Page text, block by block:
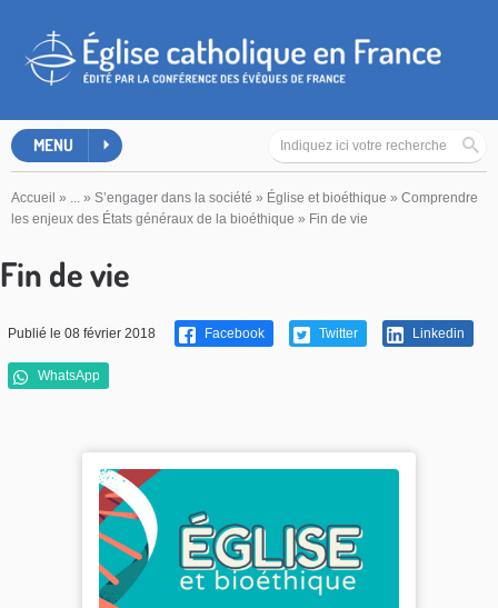
MENU
Accueil » ... » S’engager dans la société » Église et bioéthique » Comprendre
les enjeux des États généraux de la bioéthique » Fin de vie
Fin de vie
Publié le 08 février 2018 Facebook Twitter Linkedin
WhatsApp